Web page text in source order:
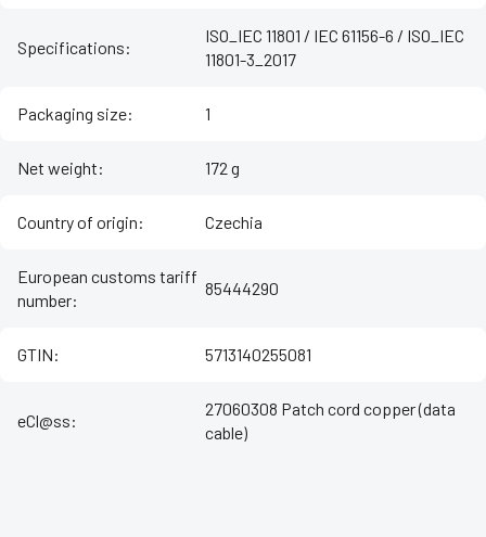
Specifications:
ISO_IEC 11801 / IEC 61156-6 / ISO_IEC
11801-3_2017
Packaging size: 1
Net weight: 172 g
Country of origin: Czechia
European customs tariff
number:
85444290
GTIN: 5713140255081
eCl@ss:
27060308 Patch cord copper (data
cable)